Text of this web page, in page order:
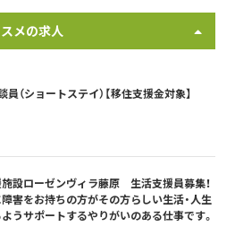
メの求人
員（ショートステイ）【移住支援金対象】
設ローゼンヴィラ藤原 生活支援員募集！
害をお持ちの方がその方らしい生活・人生
うサポートするやりがいのある仕事です。